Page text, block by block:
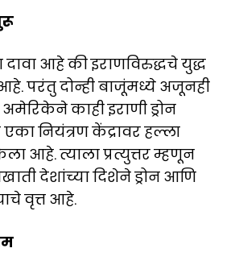
दावा आहे की इराणविरुद्धचे युद्ध
परंतु दोन्ही बाजूंमध्ये अजूनही
काही इराणी ड्रोन
नियंत्रण केंद्रावर हल्ला
आहे. त्याला प्रत्युत्तर म्हणून
देशांच्या दिशेने ड्रोन आणि
वृत्त आहे.